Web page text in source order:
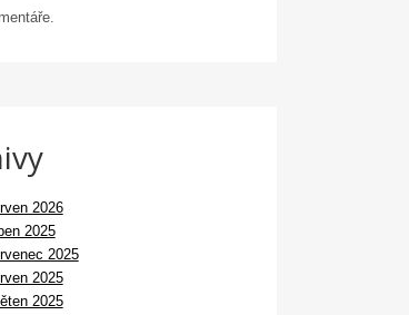
2026
2025
2025
2025
2025